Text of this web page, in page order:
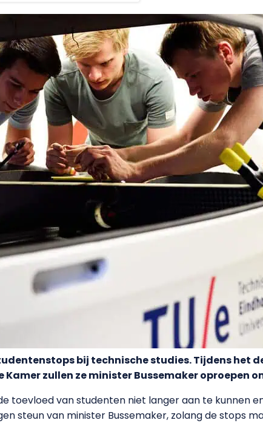
bij technische studies. Tijdens het
zullen ze minister Bussemaker oproepen
toevloed van studenten niet langer aan te kunnen
steun van minister Bussemaker, zolang de stops